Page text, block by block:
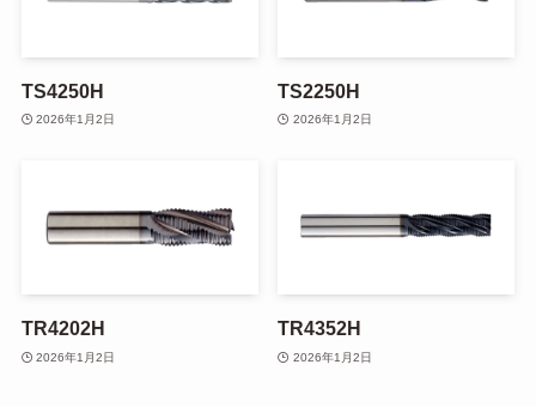
TS4250H
2026年1月2日
TS2250H
2026年1月2日
TR4202H
2026年1月2日
TR4352H
2026年1月2日